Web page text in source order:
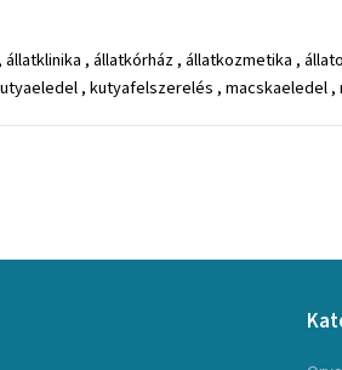
, állatkórház , állatkozmetika ,
, kutyafelszerelés , macskaeledel ,